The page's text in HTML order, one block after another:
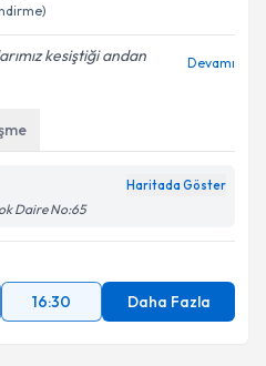
kesiştiği andan
Devamı
Haritada Göster
Daire No:65
16:30 Daha Fazla